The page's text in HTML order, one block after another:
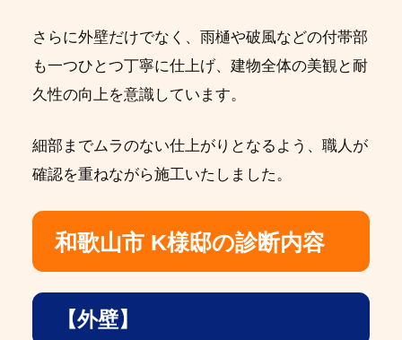
さらに外壁だけでなく、雨樋や破風などの付帯部
も一つひとつ丁寧に仕上げ、建物全体の美観と耐
久性の向上を意識しています。
細部までムラのない仕上がりとなるよう、職人が
確認を重ねながら施工いたしました。
和歌山市 K様邸の診断内容
【外壁】